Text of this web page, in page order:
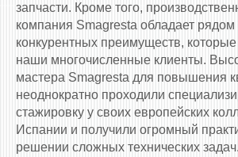
запчасти. Кроме того,
компания Smagresta обладает
конкурентных преимуществ,
наши многочисленные клиенты.
мастера Smagresta для повышения
неоднократно проходили
стажировку у своих европейских
Испании и получили огромный
решении сложных технических